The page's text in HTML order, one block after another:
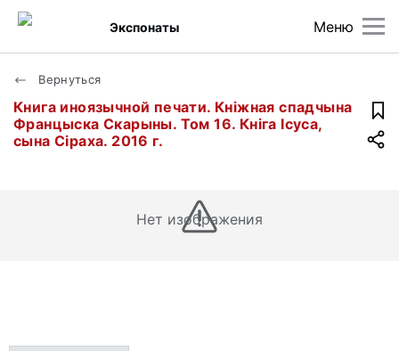
Меню
Экспонаты
Вернуться
Книга иноязычной печати. Кнiжная спадчына
Францыска Скарыны. Том 16. Кнiга Iсуса,
сына Сiраха. 2016 г.
Нет изображения